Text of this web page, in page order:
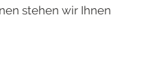
stehen wir Ihnen